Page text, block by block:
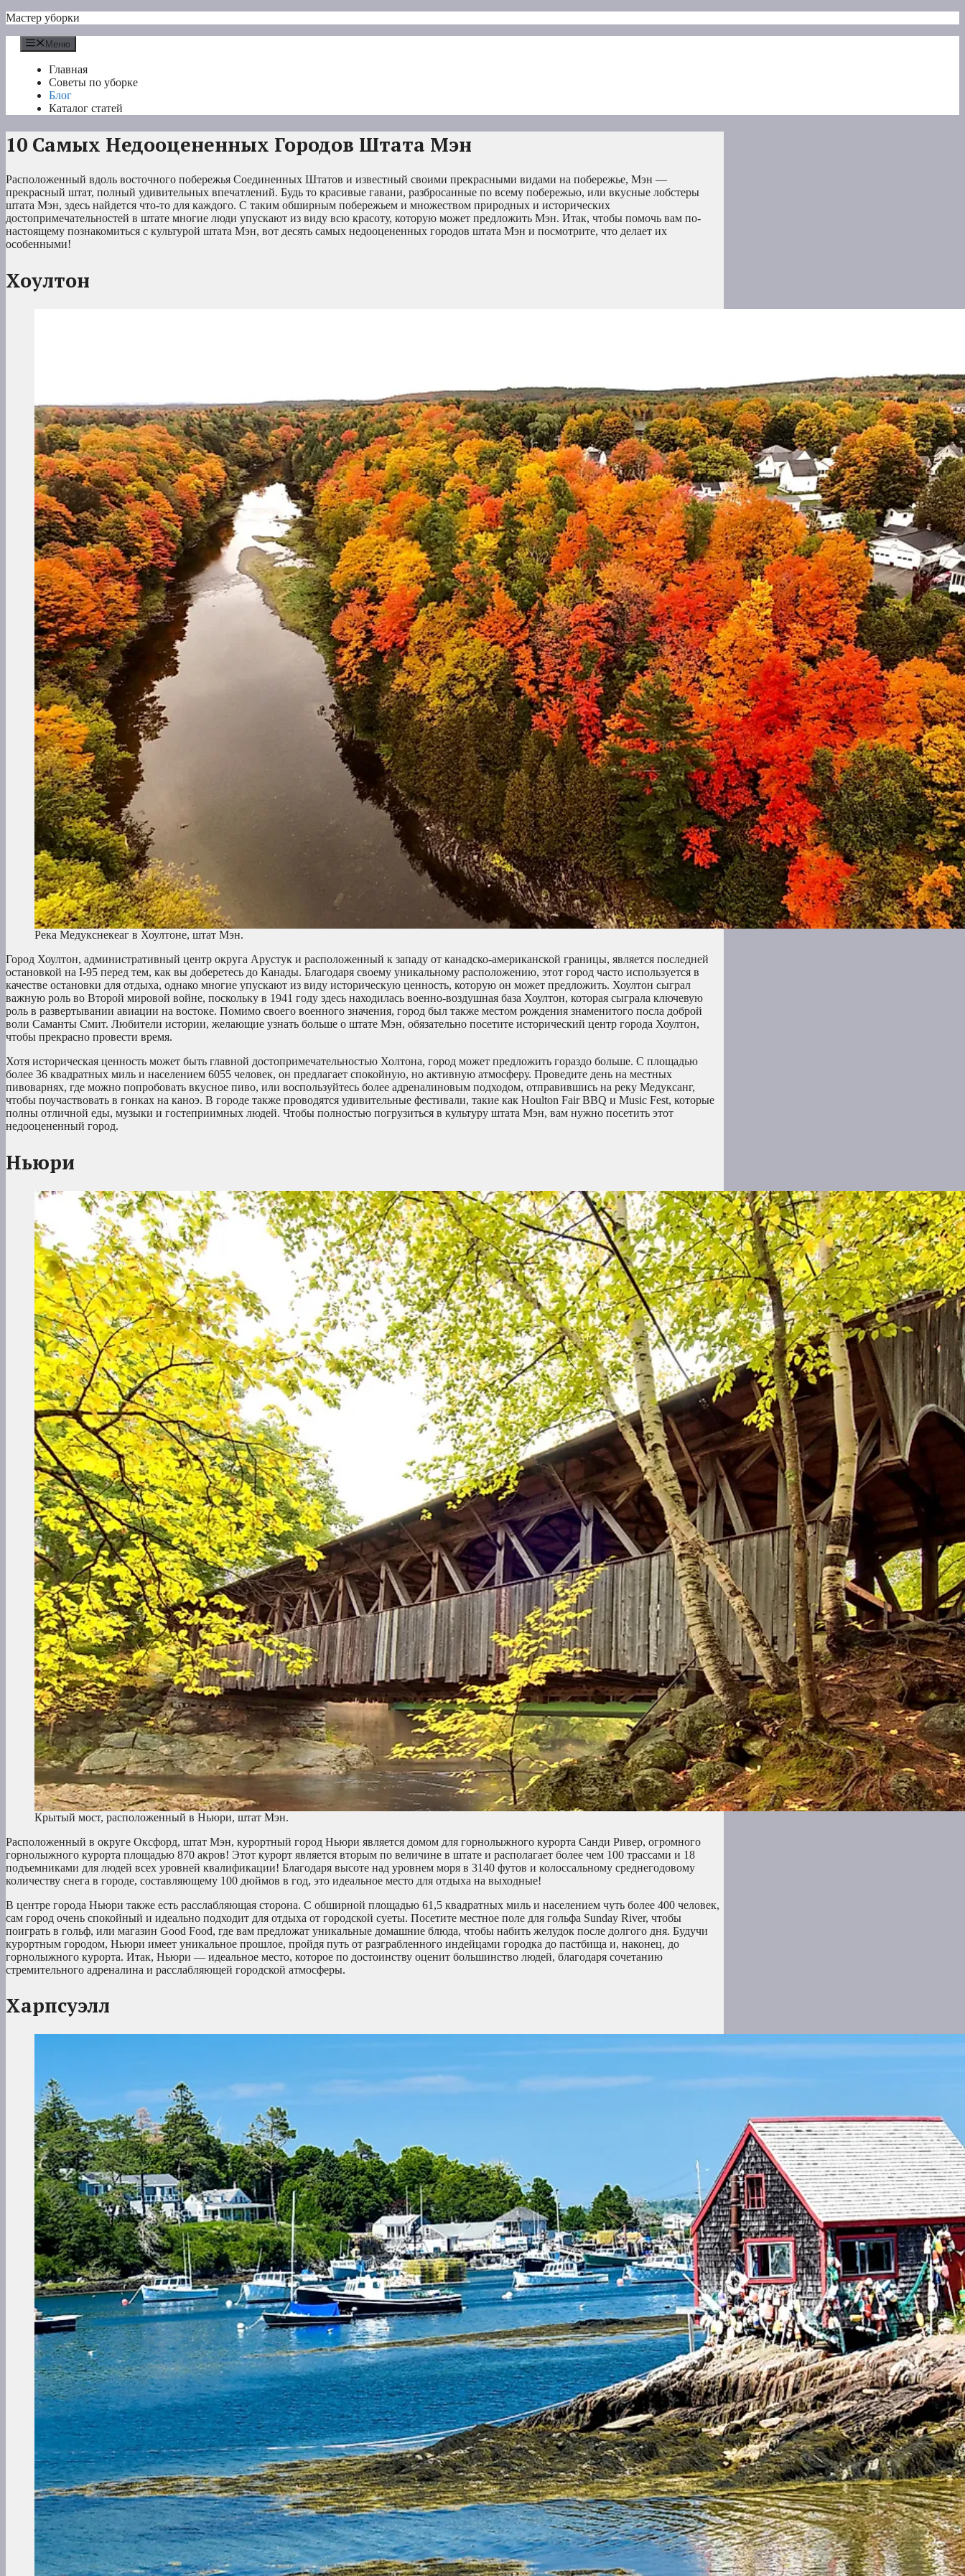
Перейти
содержимому
Мастер уборки
Меню
Главная
Советы по уборке
Блог
Каталог статей
10 Самых Недооцененных Городов Штата Мэн
Расположенный вдоль восточного побережья Соединенных Штатов и известный своими прекрасными видами на побережье, Мэн —
прекрасный штат, полный удивительных впечатлений. Будь то красивые гавани, разбросанные по всему побережью, или вкусные лобстеры
штата Мэн, здесь найдется что-то для каждого. С таким обширным побережьем и множеством природных и исторических
достопримечательностей в штате многие люди упускают из виду всю красоту, которую может предложить Мэн. Итак, чтобы помочь вам по-
настоящему познакомиться с культурой штата Мэн, вот десять самых недооцененных городов штата Мэн и посмотрите, что делает их
особенными!
Хоултон
Река Медукснекеаг в Хоултоне, штат Мэн.
Город Хоултон, административный центр округа Арустук и расположенный к западу от канадско-американской границы, является последней
остановкой на I-95 перед тем, как вы доберетесь до Канады. Благодаря своему уникальному расположению, этот город часто используется в
качестве остановки для отдыха, однако многие упускают из виду историческую ценность, которую он может предложить. Хоултон сыграл
важную роль во Второй мировой войне, поскольку в 1941 году здесь находилась военно-воздушная база Хоултон, которая сыграла ключевую
роль в развертывании авиации на востоке. Помимо своего военного значения, город был также местом рождения знаменитого посла доброй
воли Саманты Смит. Любители истории, желающие узнать больше о штате Мэн, обязательно посетите исторический центр города Хоултон,
чтобы прекрасно провести время.
Хотя историческая ценность может быть главной достопримечательностью Холтона, город может предложить гораздо больше. С площадью
более 36 квадратных миль и населением 6055 человек, он предлагает спокойную, но активную атмосферу. Проведите день на местных
пивоварнях, где можно попробовать вкусное пиво, или воспользуйтесь более адреналиновым подходом, отправившись на реку Медуксанг,
чтобы поучаствовать в гонках на каноэ. В городе также проводятся удивительные фестивали, такие как Houlton Fair BBQ и Music Fest, которые
полны отличной еды, музыки и гостеприимных людей. Чтобы полностью погрузиться в культуру штата Мэн, вам нужно посетить этот
недооцененный город.
Ньюри
Крытый мост, расположенный в Ньюри, штат Мэн.
Расположенный в округе Оксфорд, штат Мэн, курортный город Ньюри является домом для горнолыжного курорта Санди Ривер, огромного
горнолыжного курорта площадью 870 акров! Этот курорт является вторым по величине в штате и располагает более чем 100 трассами и 18
подъемниками для людей всех уровней квалификации! Благодаря высоте над уровнем моря в 3140 футов и колоссальному среднегодовому
количеству снега в городе, составляющему 100 дюймов в год, это идеальное место для отдыха на выходные!
В центре города Ньюри также есть расслабляющая сторона. С обширной площадью 61,5 квадратных миль и населением чуть более 400 человек,
сам город очень спокойный и идеально подходит для отдыха от городской суеты. Посетите местное поле для гольфа Sunday River, чтобы
поиграть в гольф, или магазин Good Food, где вам предложат уникальные домашние блюда, чтобы набить желудок после долгого дня. Будучи
курортным городом, Ньюри имеет уникальное прошлое, пройдя путь от разграбленного индейцами городка до пастбища и, наконец, до
горнолыжного курорта. Итак, Ньюри — идеальное место, которое по достоинству оценит большинство людей, благодаря сочетанию
стремительного адреналина и расслабляющей городской атмосферы.
Харпсуэлл